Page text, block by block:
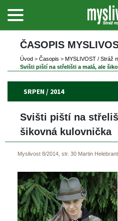
ČASOPIS
Úvod > Časopi > MYSLIVOST / Stráž
Svišti piští na střelišti a malá, ale
SRPEN / 2014
Svišti piští na
šikovná kulovnička
Myslivost 8/2014, str. 30 Martin Helebrant